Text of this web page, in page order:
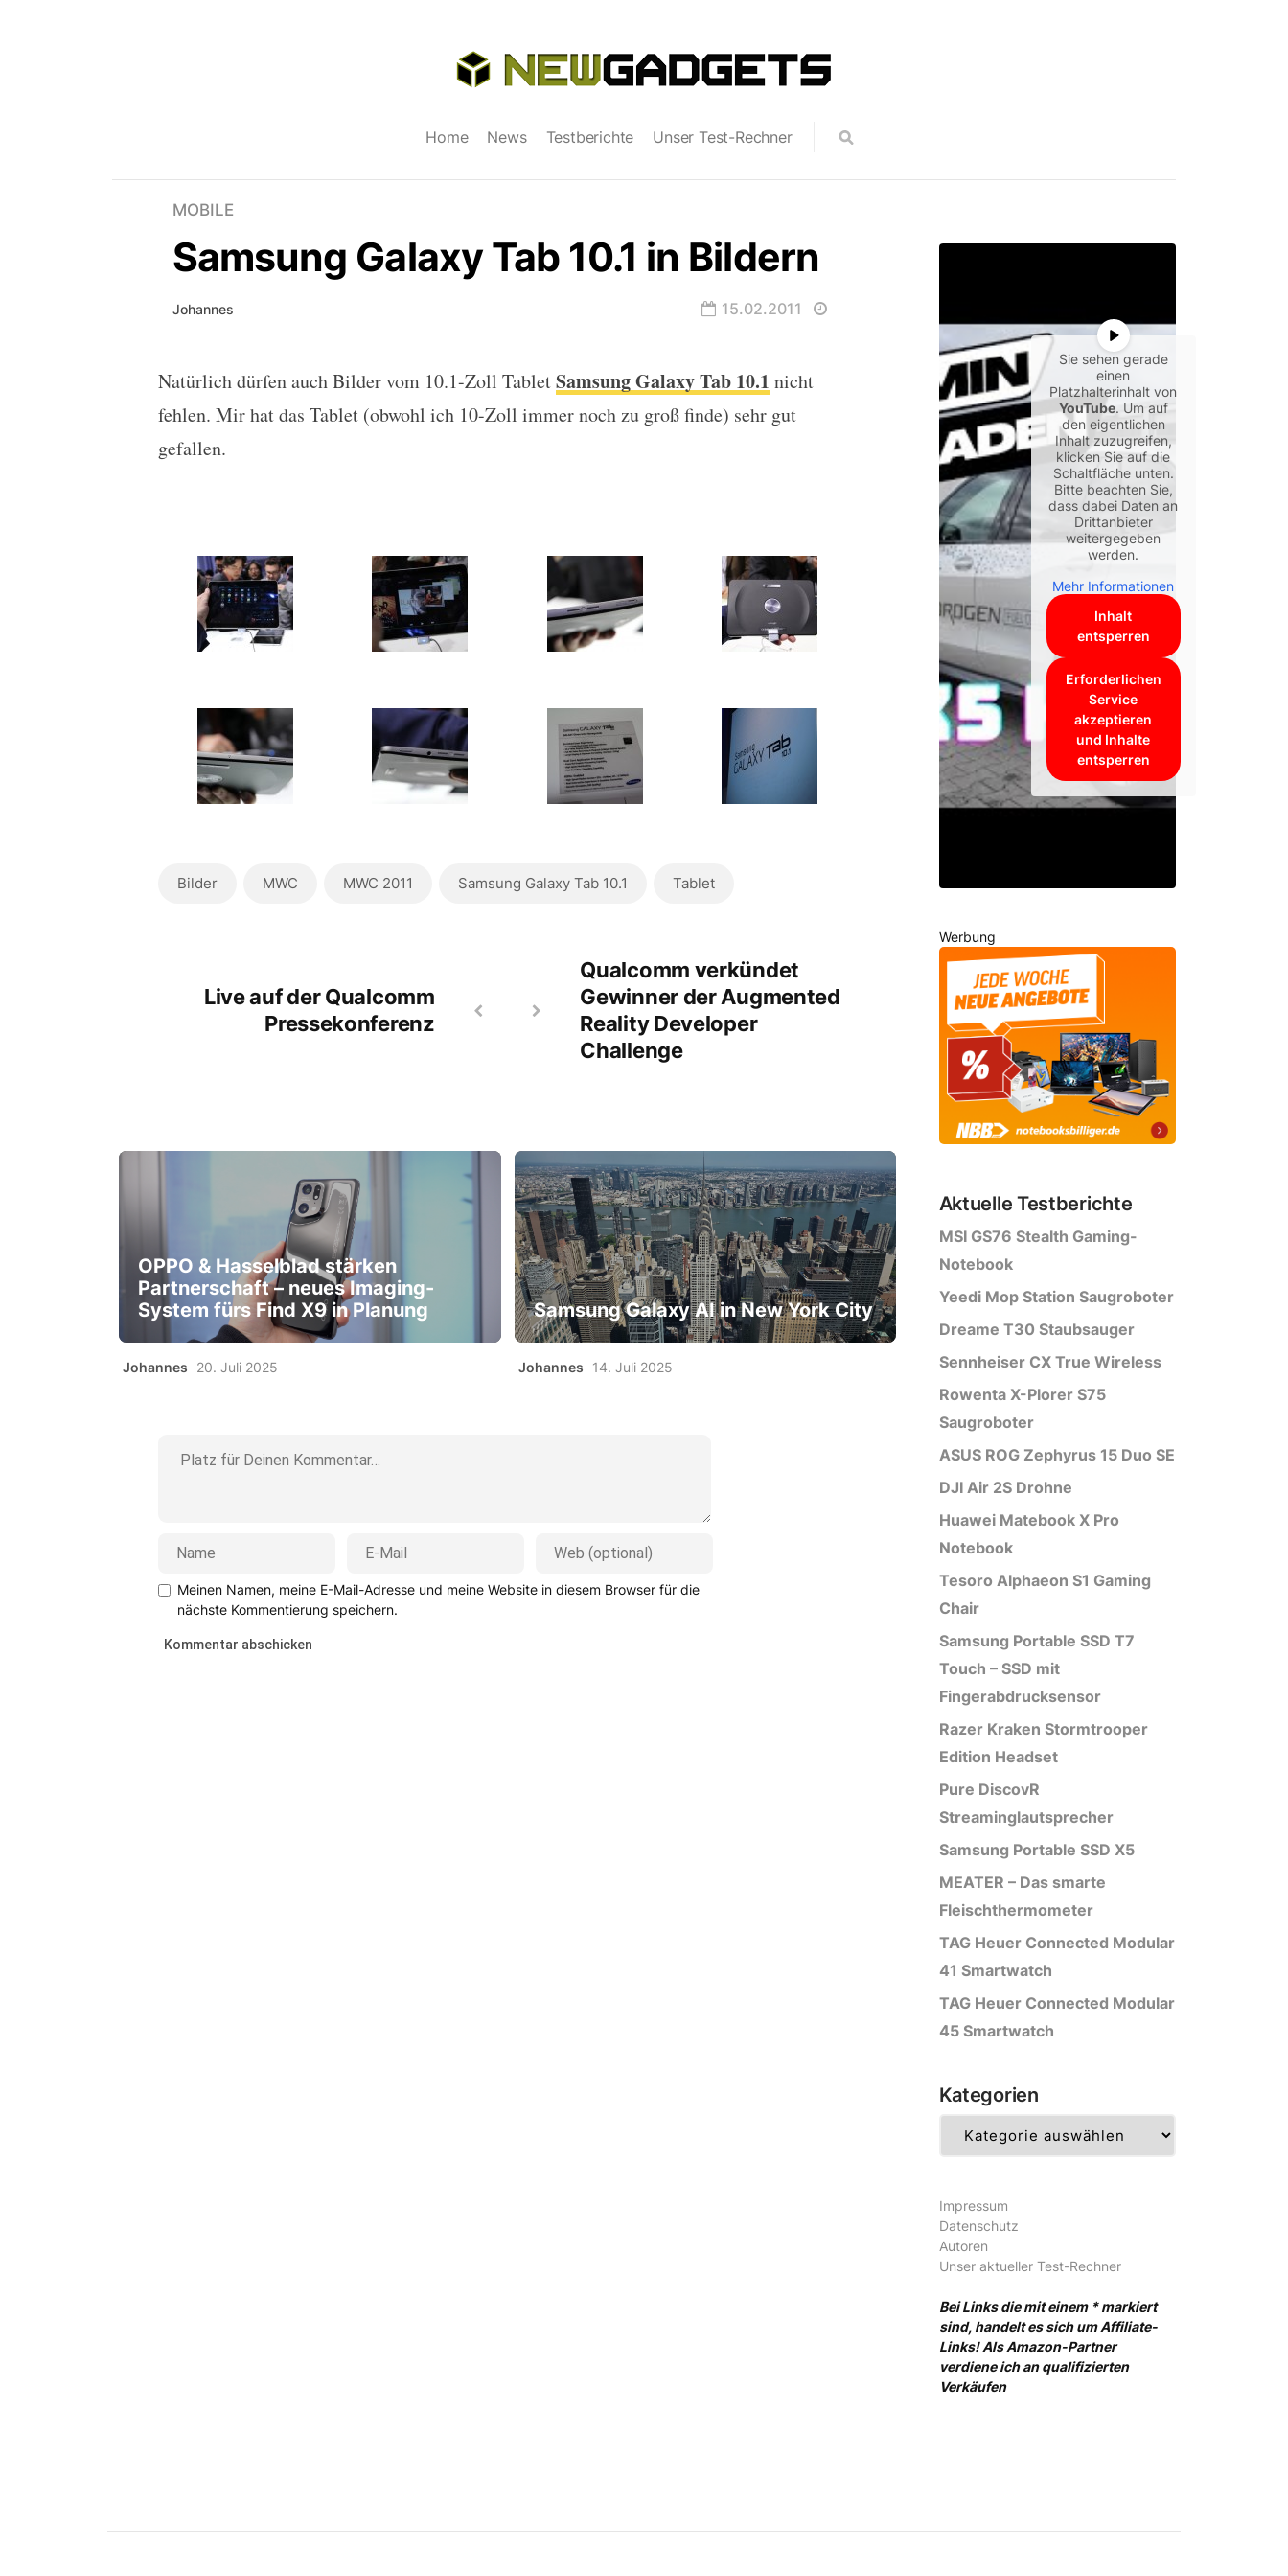
Home News Testberichte Unser Test-Rechner
MOBILE
Samsung Galaxy Tab 10.1 in Bildern
Johannes 15.02.2011
Samsung Galaxy Tab 10.1 in Bildern
Natürlich dürfen auch Bilder vom 10.1-Zoll TabletSamsung Galaxy Tab 10.1 nicht
fehlen. Mir hat das Tablet (obwohl ich 10-Zoll immer noch zu groß finde) sehr gut
gefallen.
Bilder MWC MWC 2011 Samsung Galaxy Tab 10.1 Tablet
Live auf der Qualcomm
Pressekonferenz
Qualcomm verkündet
Gewinner der Augmented
Reality Developer
Challenge
OPPO & Hasselblad stärken
Partnerschaft – neues Imaging-
System fürs Find X9 in Planung
Johannes 20. Juli 2025
Samsung Galaxy AI in New York City
Johannes 14. Juli 2025
Meinen Namen, meine E-Mail-Adresse und meine Website in diesem Browser für die
nächste Kommentierung speichern.
Sie sehen gerade
einen
Platzhalterinhalt von
YouTube. Um auf
den eigentlichen
Inhalt zuzugreifen,
klicken Sie auf die
Schaltfläche unten.
Bitte beachten Sie,
dass dabei Daten an
Drittanbieter
weitergegeben
werden.
Mehr Informationen
Inhalt
entsperren
Erforderlichen
Service
akzeptieren
und Inhalte
entsperren
Werbung
Aktuelle Testberichte
MSI GS76 Stealth Gaming-
Notebook
Yeedi Mop Station Saugroboter
Dreame T30 Staubsauger
Sennheiser CX True Wireless
Rowenta X-Plorer S75
Saugroboter
ASUS ROG Zephyrus 15 Duo SE
DJI Air 2S Drohne
Huawei Matebook X Pro
Notebook
Tesoro Alphaeon S1 Gaming
Chair
Samsung Portable SSD T7
Touch – SSD mit
Fingerabdrucksensor
Razer Kraken Stormtrooper
Edition Headset
Pure DiscovR
Streaminglautsprecher
Samsung Portable SSD X5
MEATER – Das smarte
Fleischthermometer
TAG Heuer Connected Modular
41 Smartwatch
TAG Heuer Connected Modular
45 Smartwatch
Kategorien
Impressum
Datenschutz
Autoren
Unser aktueller Test-Rechner
Bei Links die mit einem * markiert
sind, handelt es sich um Affiliate-
Links! Als Amazon-Partner
verdiene ich an qualifizierten
Verkäufen